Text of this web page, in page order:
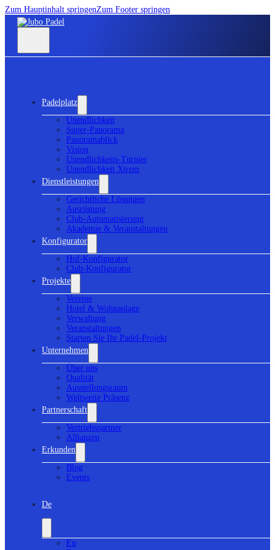
Zum Hauptinhalt springenZum Footer springen
Padelplatz
Unendlichkeit
Super-Panorama
Panoramablick
Vision
Unendlichkeits-Turnier
Unendlichkeit Xtrem
Dienstleistungen
Gerichtliche Lösungen
Ausrüstung
Club-Automatisierung
Akademie & Veranstaltungen
Konfigurator
Hof-Konfigurator
Club-Konfigurator
Projekte
Vereine
Hotel & Wohnanlage
Verwaltung
Veranstaltungen
Starten Sie Ihr Padel-Projekt
Unternehmen
Über uns
Qualität
Ausstellungsraum
Weltweite Präsenz
Partnerschaft
Vertriebspartner
Allianzen
Erkunden
Blog
Events
De
En